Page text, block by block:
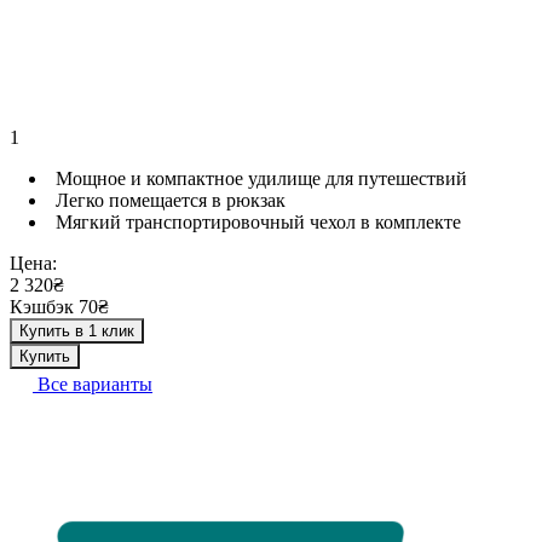
1
Мощное и компактное удилище для путешествий
Легко помещается в рюкзак
Мягкий транспортировочный чехол в комплекте
Цена:
2 320₴
Кэшбэк 70₴
Купить в 1 клик
Купить
Все варианты